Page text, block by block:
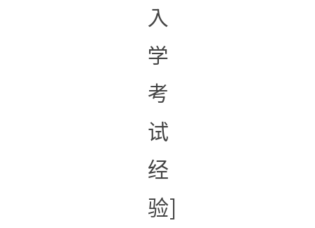
入
学
考
试
经
验]